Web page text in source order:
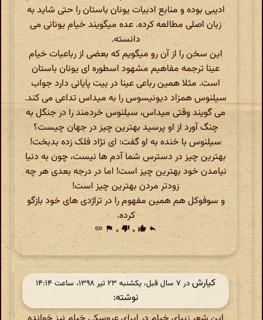
ادیبی بوده و منابع ادبیات یونان باستان را حتی شاید به
زبان اصلی مطالعه کرده. عده میگویند خیام یونانی می
دانسته.
این سخن را از آن رو میگویم که بعضی از رباعیات خیام
عینا ترجمه مفاهیم مشهود اسطوره ای یونان باستان
است. مثلا همین رباعی عینا در بیت پایانی دارد جواب
سیلنوس همزاد دیونیسوس را به میداس تداعی می کند.
می گویند وقتی میداس، سیلنوس خردمند را در جنگل به
چنگ آورد از او پرسید بهترین چیز در جهان چیست؟
سیلنوس با خنده به او گفت: ای نژاد فلک زده بدبخت!
بهترین چیز در دسترس شما آدم ها نیست، چون به دنیا
نیامدن خود بهترین چیز است! اما در درجه بعدی هر چه
زودتر مردن بهترین چیز است!
و سوفوکل هم همین مفهوم را در تراژدی های خود بازگو
کرده.
reply
thumb_up ۰ thumb_down ۰ flag
link
کیارشدر ‫۷ سال قبل، یکشنبه ۲۳ تیر ۱۳۹۸، ساعت ۱۴:۱۴
نوشته: